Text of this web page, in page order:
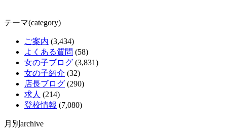
テーマ(category)
ご案内 (3,434)
よくある質問 (58)
女の子ブログ (3,831)
女の子紹介 (32)
店長ブログ (290)
求人 (214)
登校情報 (7,080)
月別archive